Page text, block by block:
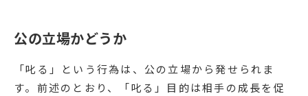
公の立場かどうか
「叱る」という行為は、公の立場から発せられま
す。前述のとおり、「叱る」目的は相手の成長を促